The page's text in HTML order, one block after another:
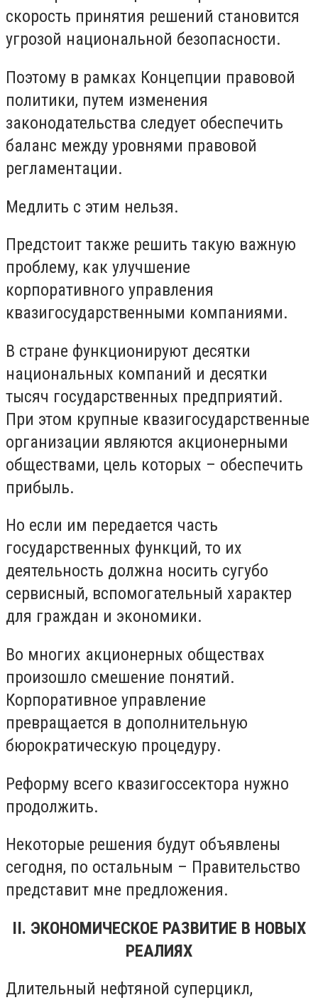
скорость принятия решений становится
угрозой национальной безопасности.
Поэтому в рамках Концепции правовой
политики, путем изменения
законодательства следует обеспечить
баланс между уровнями правовой
регламентации.
Медлить с этим нельзя.
Предстоит также решить такую важную
проблему, как улучшение
корпоративного управления
квазигосударственными компаниями.
В стране функционируют десятки
национальных компаний и десятки
тысяч государственных предприятий.
При этом крупные квазигосударственные
организации являются акционерными
обществами, цель которых – обеспечить
прибыль.
Но если им передается часть
государственных функций, то их
деятельность должна носить сугубо
сервисный, вспомогательный характер
для граждан и экономики.
Во многих акционерных обществах
произошло смешение понятий.
Корпоративное управление
превращается в дополнительную
бюрократическую процедуру.
Реформу всего квазигоссектора нужно
продолжить.
Некоторые решения будут объявлены
сегодня, по остальным – Правительство
представит мне предложения.
II. ЭКОНОМИЧЕСКОЕ РАЗВИТИЕ В НОВЫХ
РЕАЛИЯХ
Длительный нефтяной суперцикл,